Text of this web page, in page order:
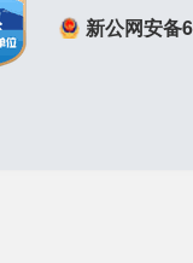
新公网安备